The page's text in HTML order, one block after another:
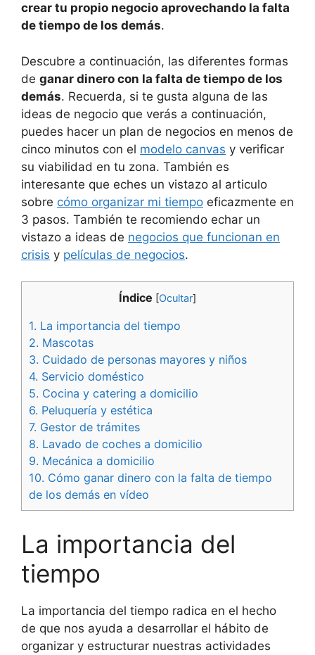
crear tu propio negocio aprovechando la falta
de tiempo de los demás.
Descubre a continuación, las diferentes formas
de ganar dinero con la falta de tiempo de los
demás. Recuerda, si te gusta alguna de las
ideas de negocio que verás a continuación,
puedes hacer un plan de negocios en menos de
cinco minutos con el modelo canvas y verificar
su viabilidad en tu zona. También es
interesante que eches un vistazo al articulo
sobre cómo organizar mi tiempo eficazmente en
3 pasos. También te recomiendo echar un
vistazo a ideas de negocios que funcionan en
crisis y películas de negocios.
Índice [Ocultar]
1. La importancia del tiempo
2. Mascotas
3. Cuidado de personas mayores y niños
4. Servicio doméstico
5. Cocina y catering a domicilio
6. Peluquería y estética
7. Gestor de trámites
8. Lavado de coches a domicilio
9. Mecánica a domicilio
10. Cómo ganar dinero con la falta de tiempo
de los demás en vídeo
La importancia del
tiempo
La importancia del tiempo radica en el hecho
de que nos ayuda a desarrollar el hábito de
organizar y estructurar nuestras actividades